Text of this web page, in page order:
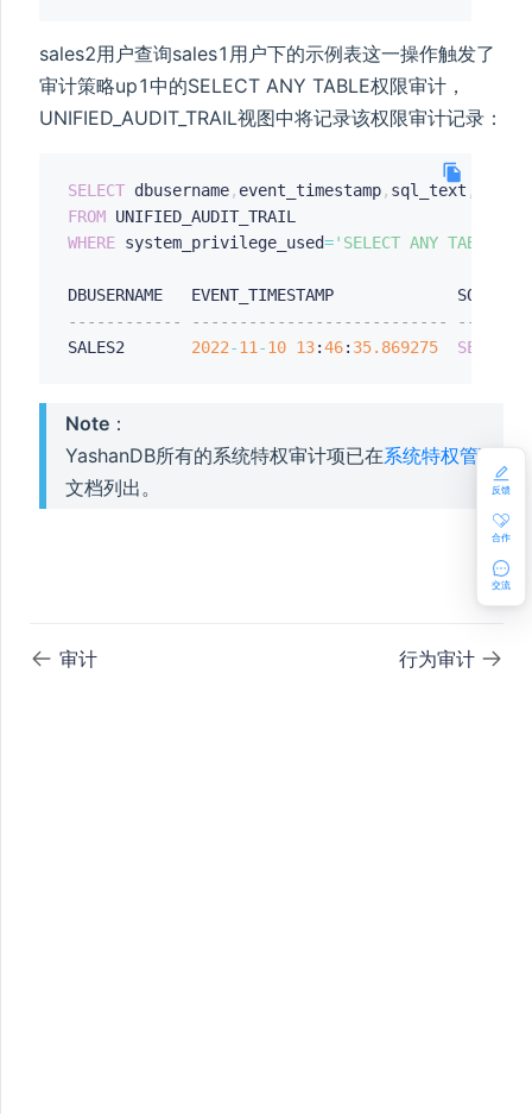
sales2用户查询sales1用户下的示例表这一操作触发了
审计策略up1中的SELECT ANY TABLE权限审计，
UNIFIED_AUDIT_TRAIL视图中将记录该权限审计记录：
SELECT dbusername, event_timestamp, sql_text ,
FROM
WHERE system_privilege_used='SELECT ANY TABLE'
------------ ---------------------------
SALES2 2022-11 -10 13:46: 35.869275 SELECT
Note ：
YashanDB所有的系统特权审计项已在系统特权管理
文档列出。
审计 行为审计
反馈
合作
交流